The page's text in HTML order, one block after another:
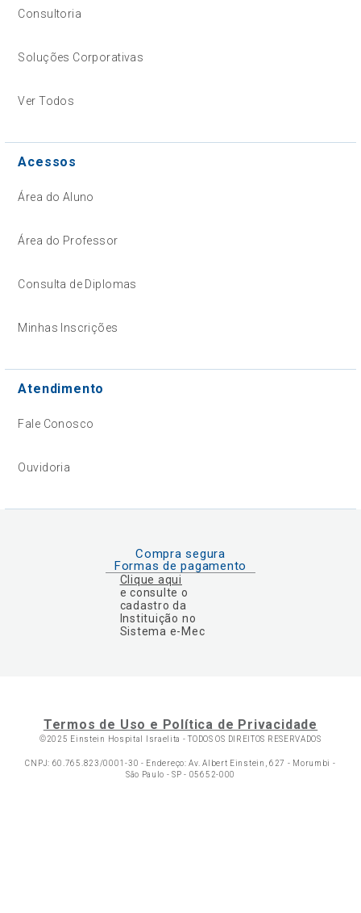
Consultoria
Soluções Corporativas
Ver Todos
Acessos
Área do Aluno
Área do Professor
Consulta de Diplomas
Minhas Inscrições
Atendimento
Fale Conosco
Ouvidoria
Compra segura
Formas de pagamento
Clique aqui
e consulte o
cadastro da
Instituição no
Sistema e-Mec
Termos de Uso e Política de Privacidade
©2025 Einstein Hospital Israelita -TODOS OS DIREITOS RESERVADOS
CNPJ: 60.765.823/0001-30 - Endereço: Av. Albert Einstein, 627 - Morumbi -
São Paulo - SP - 05652-000